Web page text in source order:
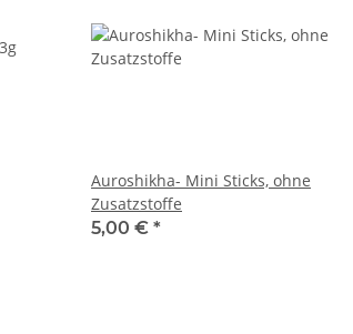
Auroshikha- Mini Sticks, ohne
Zusatzstoffe
5,00 € *